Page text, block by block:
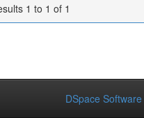
1 to 1 of 1
DSpace Software